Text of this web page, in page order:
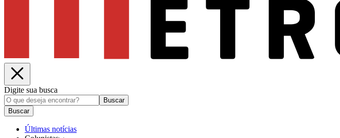
Digite sua busca
Buscar
Buscar
Últimas notícias